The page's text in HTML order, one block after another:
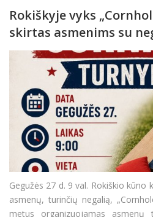
Rokiškyje vyks
skirtas asmenims su
Gegužės 27 d. 9 val. Rokiškio
asmenų, turinčių negalią,
metus organizuojamas asmenų